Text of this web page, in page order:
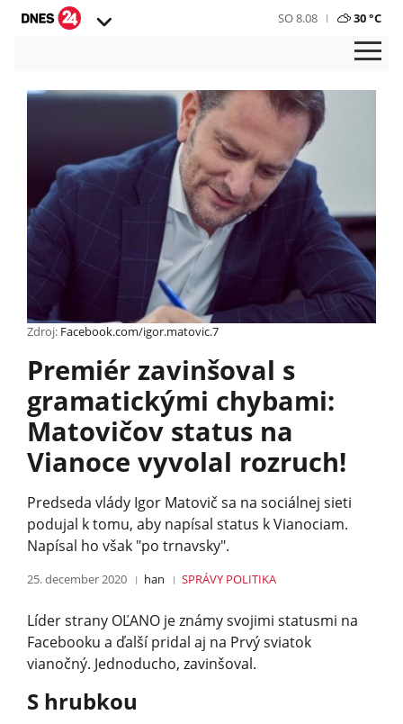
SO 8.08 30 °C
Zdroj: Facebook.com/igor.matovic.7
Premiér zavinšoval s
gramatickými chybami:
Matovičov status na
Vianoce vyvolal rozruch!
Predseda vlády Igor Matovič sa na sociálnej sieti
podujal k tomu, aby napísal status k Vianociam.
Napísal ho však "po trnavsky".
25. december 2020 han SPRÁVY POLITIKA
Líder strany OĽANO je známy svojimi statusmi na
Facebooku a ďalší pridal aj na Prvý sviatok
vianočný. Jednoducho, zavinšoval.
S hrubkou